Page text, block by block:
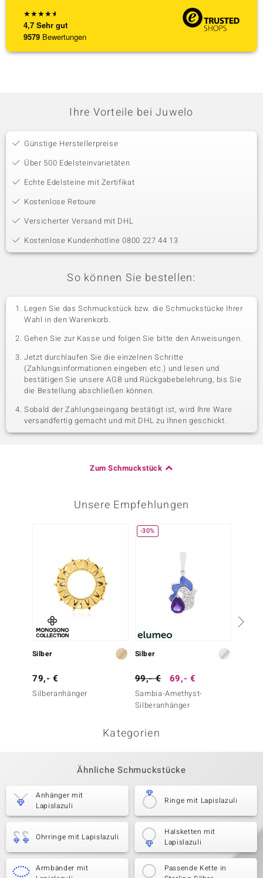
★★★★★
4,7 Sehr gut
9579 Bewertungen
Ihre Vorteile bei Juwelo
Günstige Herstellerpreise
Über 500 Edelsteinvarietäten
Echte Edelsteine mit Zertifikat
Kostenlose Retoure
Versicherter Versand mit DHL
Kostenlose Kundenhotline 0800 227 44 13
So können Sie bestellen:
Legen Sie das Schmuckstück bzw. die Schmuckstücke Ihrer
Wahl in den Warenkorb.
Gehen Sie zur Kasse und folgen Sie bitte den Anweisungen.
Jetzt durchlaufen Sie die einzelnen Schritte
(Zahlungsinformationen eingeben etc.) und lesen und
bestätigen Sie unsere AGB und Rückgabebelehrung, bis Sie
die Bestellung abschließen können.
Sobald der Zahlungseingang bestätigt ist, wird Ihre Ware
versandfertig gemacht und mit DHL zu Ihnen geschickt.
Zum Schmuckstück
Unsere Empfehlungen
Silber
79,- €
Silberanhänger
-30%
Silber
99,- € 69,- €
Sambia-Amethyst-
Silberanhänger
Kategorien
Ähnliche Schmuckstücke
Anhänger mit
Lapislazuli
Ringe mit Lapislazuli
Ohrringe mit Lapislazuli
Halsketten mit
Lapislazuli
Armbänder mit
Passende Kette in